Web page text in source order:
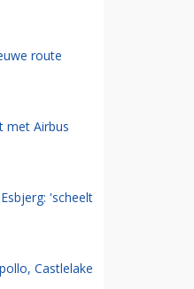
route
met Airbus
'scheelt
Castlelake